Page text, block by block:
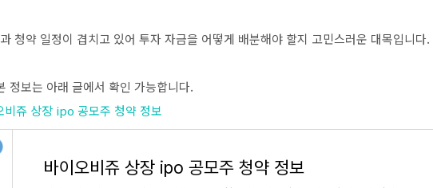
청약 일정이 겹치고 있어 투자 자금을 어떻게 배분해야 할지 고민스러운 대목입니다.
정보는 아래 글에서 확인 가능합니다.
쥬 상장 ipo 공모주 청약 정보
바이오비쥬 상장 ipo 공모주 청약 정보